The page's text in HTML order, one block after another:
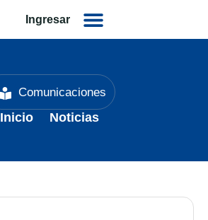
Ingresar
Comunicaciones
Inicio Noticias